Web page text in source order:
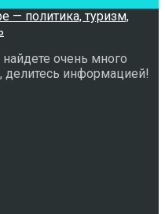
очень много
делитесь информацией!